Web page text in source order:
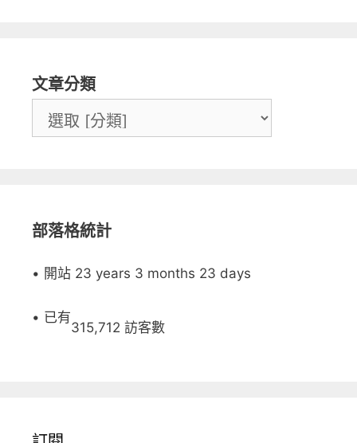
文章分類
部落格統計
• 開站 23 years 3 months 23 days
• 已有
315,712 訪客數